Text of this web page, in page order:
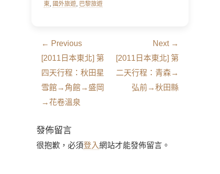
東, 國外旅遊, 巴黎旅遊
文
章
導
覽
← Previous
Previous
post:
[2011日本東北] 第
四天行程：秋田星
雪館→角館→盛岡
→花卷溫泉
Next →
Next
post:
[2011日本東北] 第
二天行程：青森→
弘前→秋田縣
發佈留言
很抱歉，必須登入網站才能發佈留言。